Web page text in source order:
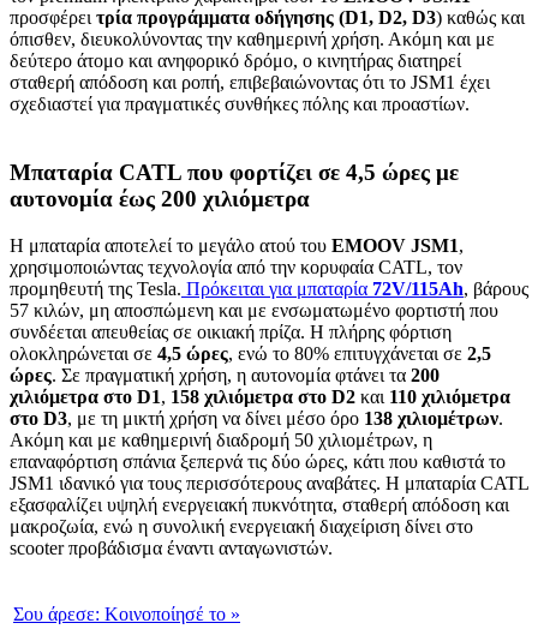
προσφέρει τρία προγράμματα οδήγησης (D1, D2, D3) καθώς και
όπισθεν, διευκολύνοντας την καθημερινή χρήση. Ακόμη και με
δεύτερο άτομο και ανηφορικό δρόμο, ο κινητήρας διατηρεί
σταθερή απόδοση και ροπή, επιβεβαιώνοντας ότι το JSM1 έχει
σχεδιαστεί για πραγματικές συνθήκες πόλης και προαστίων.
Μπαταρία CATL που φορτίζει σε 4,5 ώρες με
αυτονομία έως 200 χιλιόμετρα
Η μπαταρία αποτελεί το μεγάλο ατού του EMOOV JSM1,
χρησιμοποιώντας τεχνολογία από την κορυφαία CATL, τον
προμηθευτή της Tesla. Πρόκειται για μπαταρία 72V/115Ah, βάρους
57 κιλών, μη αποσπώμενη και με ενσωματωμένο φορτιστή που
συνδέεται απευθείας σε οικιακή πρίζα. Η πλήρης φόρτιση
ολοκληρώνεται σε 4,5 ώρες, ενώ το 80% επιτυγχάνεται σε 2,5
ώρες. Σε πραγματική χρήση, η αυτονομία φτάνει τα 200
χιλιόμετρα στο D1, 158 χιλιόμετρα στο D2 και 110 χιλιόμετρα
στο D3, με τη μικτή χρήση να δίνει μέσο όρο 138 χιλιομέτρων.
Ακόμη και με καθημερινή διαδρομή 50 χιλιομέτρων, η
επαναφόρτιση σπάνια ξεπερνά τις δύο ώρες, κάτι που καθιστά το
JSM1 ιδανικό για τους περισσότερους αναβάτες. Η μπαταρία CATL
εξασφαλίζει υψηλή ενεργειακή πυκνότητα, σταθερή απόδοση και
μακροζωία, ενώ η συνολική ενεργειακή διαχείριση δίνει στο
scooter προβάδισμα έναντι ανταγωνιστών.
Σου άρεσε: Κοινοποίησέ το »